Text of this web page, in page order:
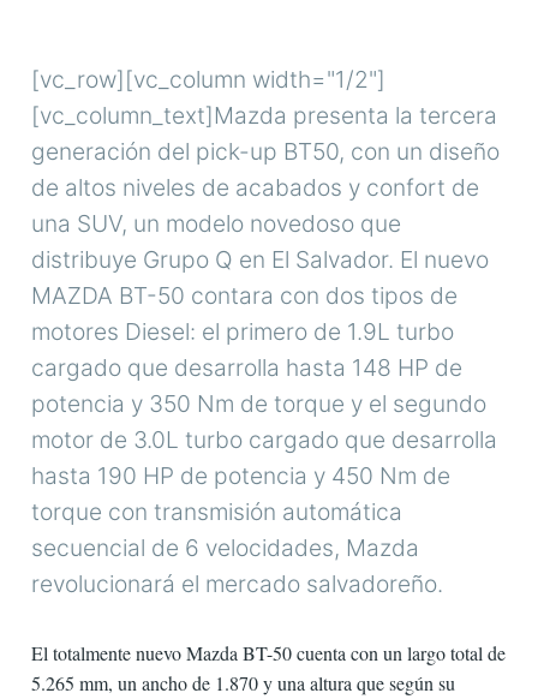
[vc_row][vc_column width="1/2"]
[vc_column_text]Mazda presenta la tercera
generación del pick-up BT50, con un diseño
de altos niveles de acabados y confort de
una SUV, un modelo novedoso que
distribuye Grupo Q en El Salvador. El nuevo
MAZDA BT-50 contara con dos tipos de
motores Diesel: el primero de 1.9L turbo
cargado que desarrolla hasta 148 HP de
potencia y 350 Nm de torque y el segundo
motor de 3.0L turbo cargado que desarrolla
hasta 190 HP de potencia y 450 Nm de
torque con transmisión automática
secuencial de 6 velocidades, Mazda
revolucionará el mercado salvadoreño.
El totalmente nuevo Mazda BT-50 cuenta con un largo total de
5.265 mm, un ancho de 1.870 y una altura que según su